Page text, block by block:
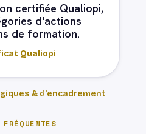
certifiée Qualiopi,
d'actions
de formation.
Qualiopi
& d'encadrement